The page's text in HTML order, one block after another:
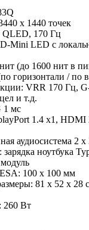
x 1440 точек
170 Гц
Mini LED с
(до 1600 нит в
горизонтали / по
VRR 170 Гц,
и т.д.
1 мс
1.4 x1, HDMI
аудиосистема 2
ноутбука
100 х 100 мм
81 x 52 x 28
260 Вт